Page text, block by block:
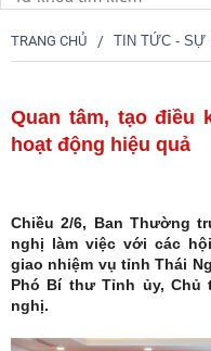
TRANG CHỦ TIN TỨC - SỰ
Quan tâm, tạo điều
hoạt động hiệu quả
Chiều 2/6, Ban Thường
nghị làm việc với các
giao nhiệm vụ tỉnh Thái
Phó Bí thư Tỉnh ủy, Chủ
nghị.